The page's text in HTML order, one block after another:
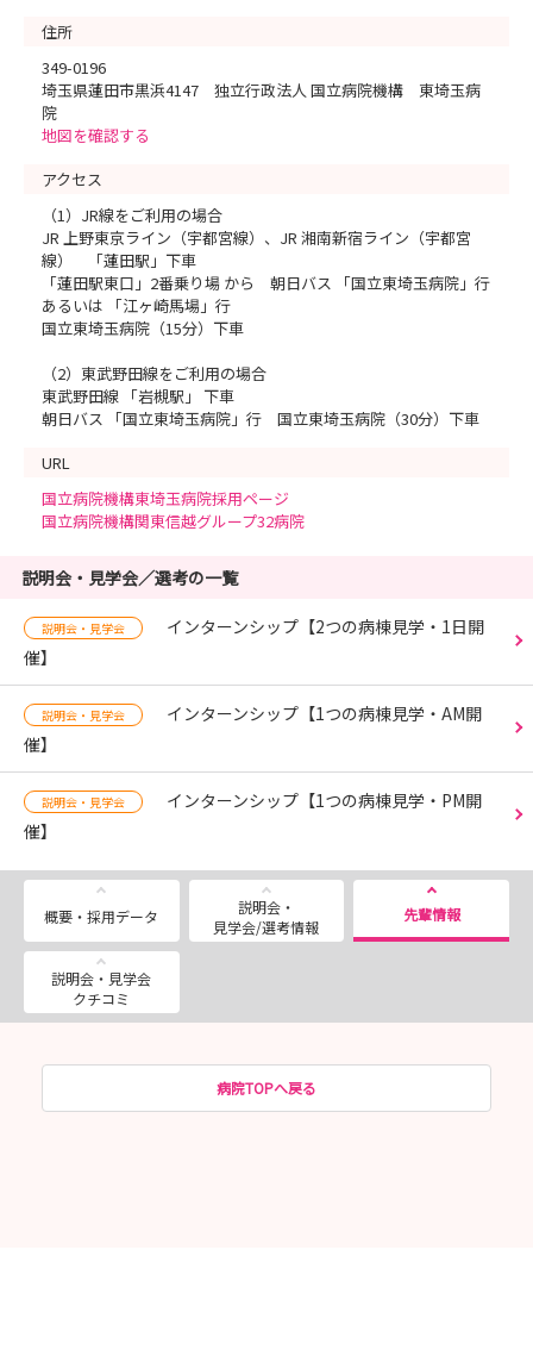
住所
349-0196
埼玉県蓮田市黒浜4147 独立行政法人 国立病院機構 東埼玉病
院
地図を確認する
アクセス
（1）JR線をご利用の場合
JR 上野東京ライン（宇都宮線）、JR 湘南新宿ライン（宇都宮
線） 「蓮田駅」下車
「蓮田駅東口」2番乗り場 から 朝日バス 「国立東埼玉病院」行
あるいは 「江ヶ崎馬場」行
国立東埼玉病院（15分）下車
（2）東武野田線をご利用の場合
東武野田線 「岩槻駅」 下車
朝日バス 「国立東埼玉病院」行 国立東埼玉病院（30分）下車
URL
国立病院機構東埼玉病院採用ページ
国立病院機構関東信越グループ32病院
説明会・見学会／選考の一覧
説明会・見学会
インターンシップ【2つの病棟見学・1日開
催】
説明会・見学会
インターンシップ【1つの病棟見学・AM開
催】
説明会・見学会
インターンシップ【1つの病棟見学・PM開
催】
概要・採用データ
説明会・
見学会/選考情報
先輩情報
説明会・見学会
クチコミ
病院TOPへ戻る